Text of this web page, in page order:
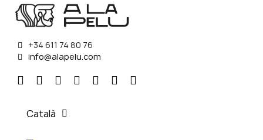
+34 611 74 80 76
info@alapelu.com
Català